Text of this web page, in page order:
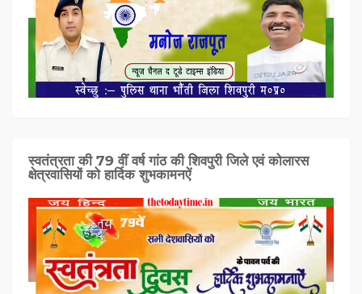
स्वतंत्रता की 79 वीं वर्ष गांठ की शिवपुरी जिले एवं कोलारस
क्षेत्रवासियों को हार्दिक शुभकामनऐं